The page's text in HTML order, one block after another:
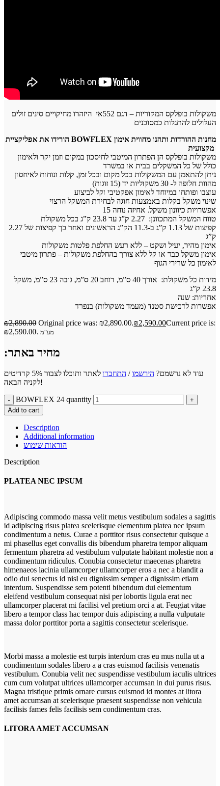
משקולות בופלקס המקוריות – דגם 552אי היזהרו מחיקויים סינים זולים
העלולים להתגלות כמסוכנים
הורידו את אפליקציית BOWFLEX מחנות ההורדות ותהנו מחווית אימון
משקולות בופלקס הן הפתרון המיטבי לחיסכון במקום וזמן יקר ולאימון
כולל של כל המשקלים בבית או במשרד
ניתן להתאמן עם המשקולות בכל מקום ובכל זמן, קלות ונוחות לאיחסון
מהוות חלופה ל- 30 משקוליות יד (15 זוגות)
עוצבו ופותחו במיוחד לאימון אפקטיבי וקל לביצוע
שינוי משקל בקלות באמצעות חוגה לבחירת המשקל הרצוי
15 אפשרויות כיוונון משקל. אחיזה נוחה
טווח המשקל המתכוונן: 2.27 ק”ג עד 23.8 ק”ג בכל משקולת
קפיצות של 1.13 ק”ג ב-11.3 הק”ג הראשונים ואחר כך קפיצות של 2.27
ק”ג
אימון מהיר, יעיל ושקט – ללא רעש החלפת פלטות משקולות
אימון משקל כבד או קל ללא צורך בהחלפת משקולות – פתרון מיטבי
לאימון כל שרירי הגוף
מידות כל משקולת: אורך 40 ס”מ, רוחב 20 ס”מ, גובה 23 ס”מ, משקל
23.8 ק”ג
אחריות: שנה
אפשרות לרכישת סטנד (מעמד משקולות) בנפרד
₪2,890.00 Original price was: ₪2,890.00.₪2,590.00Current price is:
₪2,590.00. מע"מ
:מחיר באתר
עוד לא נרשמם? הירשמו/ התחברו
לאתר ותוכלו לצבור 5% קרדיטים
לקניה הבאה!
BOWFLEX 24 quantity
Add to cart
Description
Additional information
הוראות שימוש
Description
PLATEA NEC IPSUM
Adipiscing commodo massa velit metus vestibulum sodales a sagittis
id adipiscing risus platea scelerisque elementum platea nec ipsum
condimentum a netus. Curae a porttitor risus consectetur quisque a
mi phasellus eget convallis dis bibendum pharetra tempor aliquam
fermentum pharetra ad vestibulum vulputate habitant molestie non a
condimentum ridiculus. Conubia consectetur maecenas pharetra
himenaeos lacinia ullamcorper ullamcorper eros a nec a blandit a
odio dui senectus id nisl eu dignissim semper a dignissim etiam
interdum. Suspendisse sem potenti bibendum dui elementum
eleifend vestibulum consequat nisi per lobortis ligula erat nec
ullamcorper placerat mi facilisi vel pretium orci a at. Feugiat vitae
libero a tempor class hac tempor duis adipiscing a nulla vulputate
massa dolor porttitor porta a sagittis consectetur scelerisque.
Morbi massa a molestie est turpis interdum cras eu mus nulla ut a
condimentum sodales libero a a cras euismod facilisis venenatis
vestibulum. Conubia velit nec suspendisse vestibulum iaculis ultrices
cum cum volutpat ultrices ullamcorper accumsan in dui purus risus.
Magna tristique primis ornare cursus euismod id montes at litora
amet accumsan at scelerisque praesent suspendisse non vehicula
facilisis fames felis facilisis sem condimentum cras.
LITORA AMET ACCUMSAN